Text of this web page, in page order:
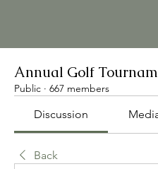
Annual Golf
Public · 667 members
Discussion
Back